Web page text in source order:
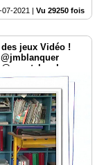
07-2021 Vu 29250 fois
jeux Vidéo !